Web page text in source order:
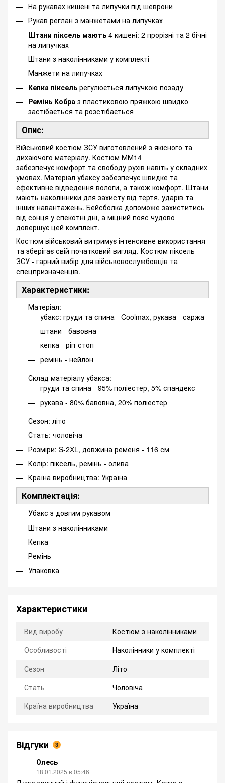
На рукавах кишені та липучки під шеврони
Рукав реглан з манжетами на липучках
Штани піксель мають 4 кишені: 2 прорізні та 2 бічні
на липучках
Штани з наколінниками у комплекті
Манжети на липучках
Кепка піксель регулюється липучкою позаду
Ремінь Кобра з пластиковою пряжкою швидко
застібається та розстібається
Опис:
Військовий костюм ЗСУ виготовлений з якісного та
дихаючого матеріалу. Костюм ММ14
забезпечує комфорт та свободу рухів навіть у складних
умовах. Матеріал убаксу забезпечує швидке та
ефективне відведення вологи, а також комфорт. Штани
мають наколінники для захисту від тертя, ударів та
інших навантажень. Бейсболка допоможе захиститись
від сонця у спекотні дні, а міцний пояс чудово
довершує цей комплект.
Костюм військовий витримує інтенсивне використання
та зберігає свій початковий вигляд. Костюм піксель
ЗСУ - гарний вибір для військовослужбовців та
спецпризначенців.
Характеристики:
Матеріал:
убакс: груди та спина - Coolmax, рукава - саржа
штани - бавовна
кепка - ріп-стоп
ремінь - нейлон
Склад матеріалу убакса:
груди та спина - 95% поліестер, 5% спандекс
рукава - 80% бавовна, 20% поліестер
Сезон: літо
Стать: чоловіча
Розміри: S-2XL, довжина ременя - 116 см
Колір: піксель, ремінь - олива
Країна виробництва: Україна
Комплектація:
Убакс з довгим рукавом
Штани з наколінниками
Кепка
Ремінь
Упаковка
Характеристики
Вид виробу
Костюм з наколінниками
Особливості
Наколінники у комплекті
Сезон
Літо
Стать
Чоловіча
Країна виробництва
Україна
Відгуки 3
Олесь
18.01.2025 в 05:46